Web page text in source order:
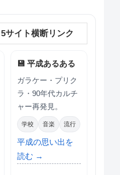
サイト横断リンク
💾 平成あるある
ガラケー・プリク
ラ・90年代カルチ
ャー再発見。
学校 音楽 流行
平成の思い出を
読む →